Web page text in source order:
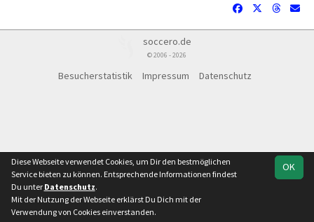
soccero.de
© 2006 - 2026
Besucherstatistik Impressum Datenschutz
OK
Diese Webseite verwendet Cookies, um Dir den bestmöglichen
Service bieten zu können. Entsprechende Informationen findest
Du unter Datenschutz.
Mit der Nutzung der Webseite erklärst Du Dich mit der
Verwendung von Cookies einverstanden.